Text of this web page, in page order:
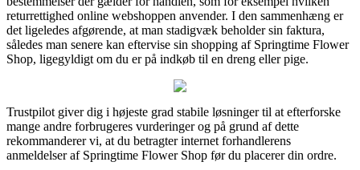
returrettighed online webshoppen anvender. I den sammenhæng er
det ligeledes afgørende, at man stadigvæk beholder sin faktura,
således man senere kan eftervise sin shopping af Springtime Flower
Shop, ligegyldigt om du er på indkøb til en dreng eller pige.
Trustpilot giver dig i højeste grad stabile løsninger til at efterforske
mange andre forbrugeres vurderinger og på grund af dette
rekommanderer vi, at du betragter internet forhandlerens
anmeldelser af Springtime Flower Shop før du placerer din ordre.